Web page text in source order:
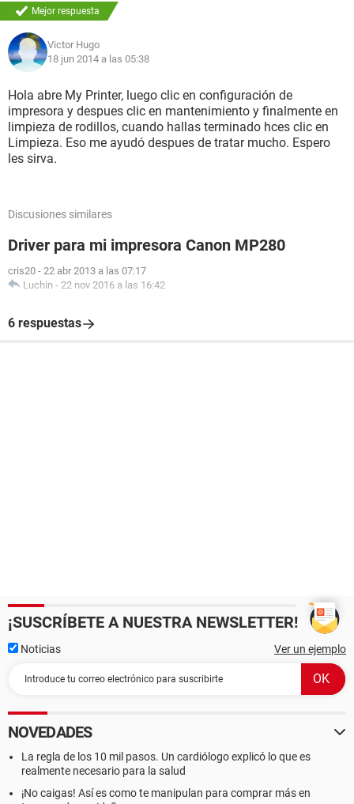
Mejor respuesta
Victor Hugo
18 jun 2014 a las 05:38
Hola abre My Printer, luego clic en configuración de
impresora y despues clic en mantenimiento y finalmente en
limpieza de rodillos, cuando hallas terminado hces clic en
Limpieza. Eso me ayudó despues de tratar mucho. Espero
les sirva.
Discusiones similares
Driver para mi impresora Canon MP280
cris20 - 22 abr 2013 a las 07:17
Luchin - 22 nov 2016 a las 16:42
6 respuestas
¡SUSCRÍBETE A NUESTRA NEWSLETTER!
Noticias Ver un ejemplo
NOVEDADES
La regla de los 10 mil pasos. Un cardiólogo explicó lo que es
realmente necesario para la salud
¡No caigas! Así es como te manipulan para comprar más en